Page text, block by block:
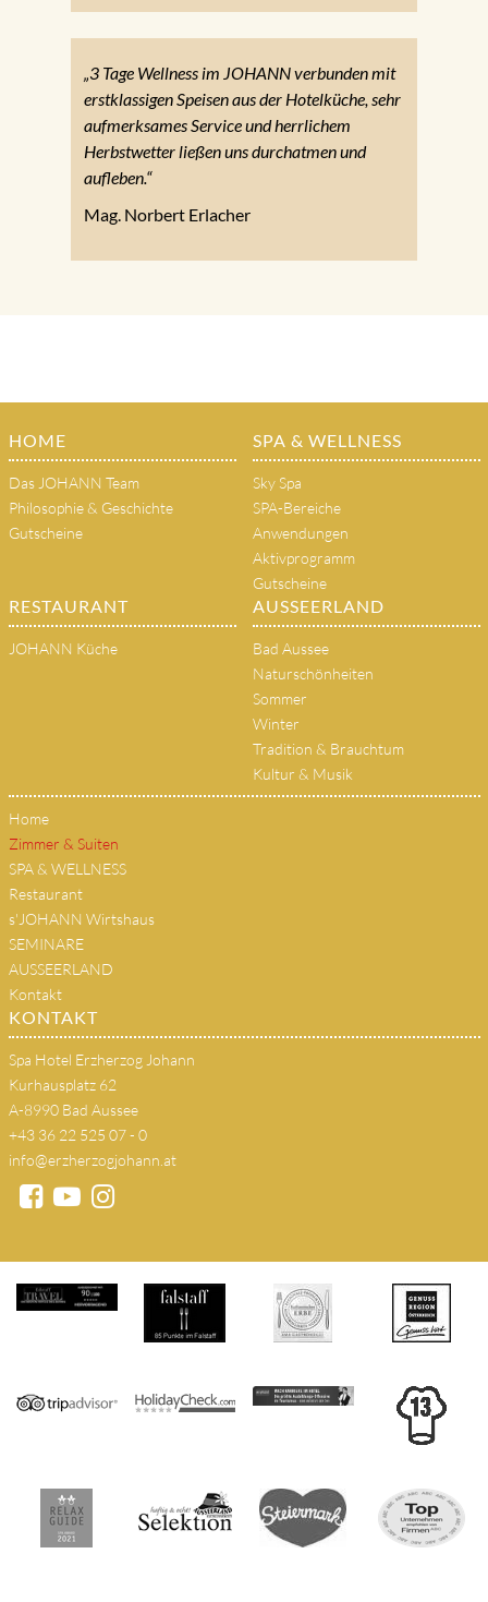
„3 Tage Wellness im JOHANN verbunden mit
erstklassigen Speisen aus der Hotelküche, sehr
aufmerksames Service und herrlichem
Herbstwetter ließen uns durchatmen und
aufleben.“
Mag. Norbert Erlacher
HOME
Das JOHANN Team
Philosophie & Geschichte
Gutscheine
SPA & WELLNESS
Sky Spa
SPA-Bereiche
Anwendungen
Aktivprogramm
Gutscheine
RESTAURANT
JOHANN Küche
AUSSEERLAND
Bad Aussee
Naturschönheiten
Sommer
Winter
Tradition & Brauchtum
Kultur & Musik
Home
Zimmer & Suiten
SPA & WELLNESS
Restaurant
s'JOHANN Wirtshaus
SEMINARE
AUSSEERLAND
Kontakt
KONTAKT
Spa Hotel Erzherzog Johann
Kurhausplatz 62
A-8990 Bad Aussee
+43 36 22 525 07 - 0
info@erzherzogjohann.at